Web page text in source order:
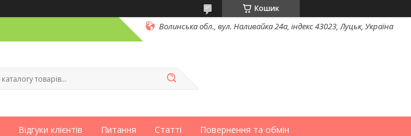
Кошик
Волинська обл., вул. Наливайка 24а, індекс 43023, Луцьк, Україна
Відгуки клієнтів Питання Статті Повернення та обмін